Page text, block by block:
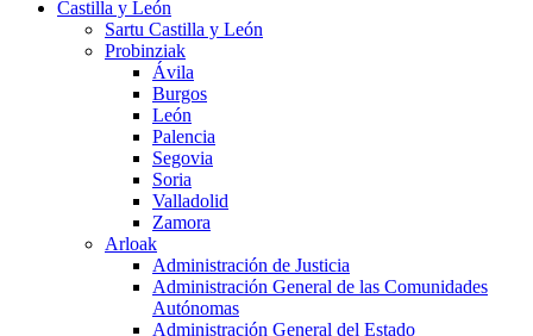
Castilla y León
Sartu Castilla y León
Probinziak
Ávila
Burgos
León
Palencia
Segovia
Soria
Valladolid
Zamora
Arloak
Administración de Justicia
Administración General de las Comunidades
Autónomas
Administración General del Estado